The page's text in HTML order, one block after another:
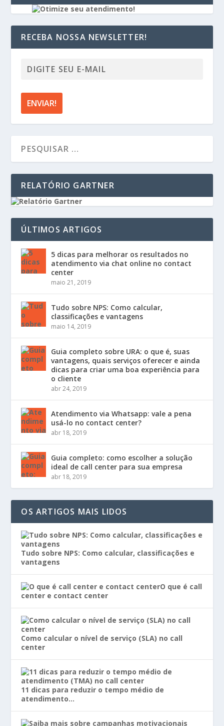
RECEBA NOSSA NEWSLETTER!
RELATÓRIO GARTNER
ÚLTIMOS ARTIGOS
5 dicas para melhorar os resultados no
atendimento via chat online no contact
center
maio 21, 2019
Tudo sobre NPS: Como calcular,
classificações e vantagens
maio 14, 2019
Guia completo sobre URA: o que é, suas
vantagens, quais serviços oferecer e ainda
dicas para criar uma boa experiência para
o cliente
abr 24, 2019
Atendimento via Whatsapp: vale a pena
usá-lo no contact center?
abr 18, 2019
Guia completo: como escolher a solução
ideal de call center para sua empresa
abr 18, 2019
OS ARTIGOS MAIS LIDOS
Tudo sobre NPS: Como calcular, classificações e
vantagens
O que é call
center e contact center
Como calcular o nível de serviço (SLA) no call
center
11 dicas para reduzir o tempo médio de
atendimento…